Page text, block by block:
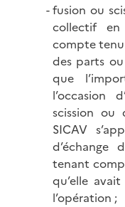
fusion ou
collectif en
compte
des parts
que
l’occasion
scission ou
SICAV
d’échange
tenant
qu’elle
l’opération ;